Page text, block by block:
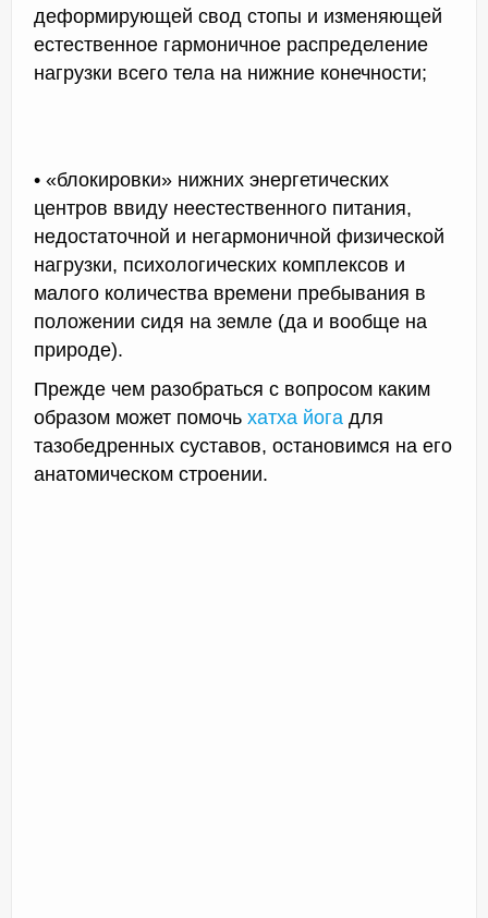
деформирующей свод стопы и изменяющей
естественное гармоничное распределение
нагрузки всего тела на нижние конечности;
• «блокировки» нижних энергетических
центров ввиду неестественного питания,
недостаточной и негармоничной физической
нагрузки, психологических комплексов и
малого количества времени пребывания в
положении сидя на земле (да и вообще на
природе).
Прежде чем разобраться с вопросом каким
образом может помочь хатха йога для
тазобедренных суставов, остановимся на его
анатомическом строении.